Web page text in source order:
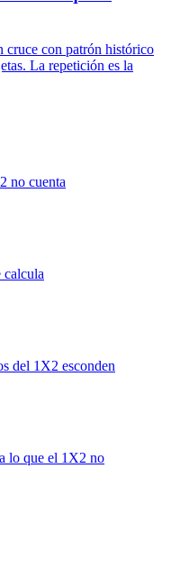
con patrón histórico
La repetición es la
no cuenta
calcula
del 1X2 esconden
lo que el 1X2 no